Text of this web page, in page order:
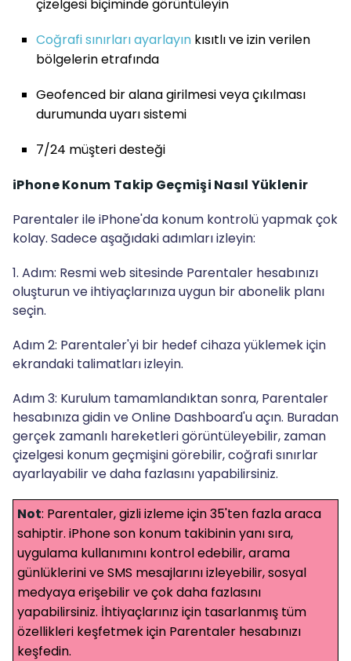
çizelgesi biçiminde görüntüleyin
Coğrafi sınırları ayarlayın kısıtlı ve izin verilen
bölgelerin etrafında
Geofenced bir alana girilmesi veya çıkılması
durumunda uyarı sistemi
7/24 müşteri desteği
iPhone Konum Takip Geçmişi Nasıl Yüklenir
Parentaler ile iPhone'da konum kontrolü yapmak çok
kolay. Sadece aşağıdaki adımları izleyin:
1. Adım: Resmi web sitesinde Parentaler hesabınızı
oluşturun ve ihtiyaçlarınıza uygun bir abonelik planı
seçin.
Adım 2: Parentaler'yi bir hedef cihaza yüklemek için
ekrandaki talimatları izleyin.
Adım 3: Kurulum tamamlandıktan sonra, Parentaler
hesabınıza gidin ve Online Dashboard'u açın. Buradan
gerçek zamanlı hareketleri görüntüleyebilir, zaman
çizelgesi konum geçmişini görebilir, coğrafi sınırlar
ayarlayabilir ve daha fazlasını yapabilirsiniz.
Not: Parentaler, gizli izleme için 35'ten fazla araca
sahiptir. iPhone son konum takibinin yanı sıra,
uygulama kullanımını kontrol edebilir, arama
günlüklerini ve SMS mesajlarını izleyebilir, sosyal
medyaya erişebilir ve çok daha fazlasını
yapabilirsiniz. İhtiyaçlarınız için tasarlanmış tüm
özellikleri keşfetmek için Parentaler hesabınızı
keşfedin.